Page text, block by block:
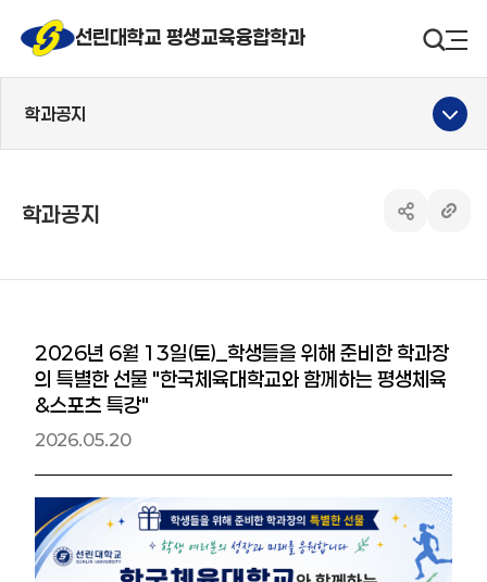
선린대 로고선린대학교 평생교육융합학과 검색사
학과공지
학과공지 공유하기
링크
2026년 6월 13일(토)_학생들을 위해 준비한 학과장
의 특별한 선물 "한국체육대학교와 함께하는 평생체육
&스포츠 특강"
2026.05.20